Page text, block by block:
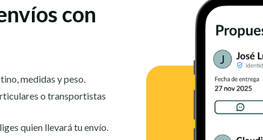
con
medidas y peso.
o transportistas
quien llevará tu envío.